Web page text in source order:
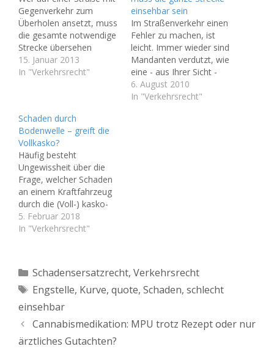
Gegenverkehr zum
Überholen ansetzt, muss
die gesamte notwendige
Strecke übersehen
können. Dabei ist die
zulässige
Fahrzeugs
einzubeziehen, stellte
das OLG Hamm in
seinem Urteil fest (A.Z.:
13 U 111/99). Grund der
Entscheidung war eine
Kollision zwischen einem
Motorrad und einem…
15. Januar 2013
In "Verkehrsrecht"
einsehbar sein
Im Straßenverkehr einen
Fehler zu machen, ist
leicht. Immer wieder sind
Mandanten verdutzt, wie
eine - aus Ihrer Sicht -
unbedeutende
Unaufmerksamkeit zu
6. August 2010
In "Verkehrsrecht"
Schaden durch
Bodenwelle – greift die
Vollkasko?
Häufig besteht
Ungewissheit über die
Frage, welcher Schaden
an einem Kraftfahrzeug
durch die (Voll-) kasko-
Versicherung abgedeckt
ist. Maßgeblich ist die
es um die Frage gehen,
wie die Rechtslage ist,
wenn durch das
Überfahren einer
Bodenwelle ein
Schaden…
5. Februar 2018
In "Verkehrsrecht"
Kategorien
Schadensersatzrecht, Verkehrsrecht
Schlagwörter
Engstelle, Kurve, quote, Schaden, schlecht
einsehbar
Cannabismedikation: MPU trotz Rezept oder nur
ärztliches Gutachten?